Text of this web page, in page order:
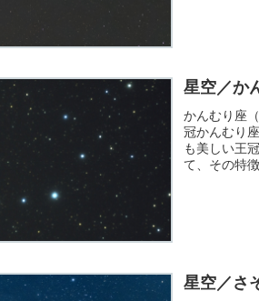
星空／か
かんむり座
冠かんむり
も美しい王
て、その特
星空／さ